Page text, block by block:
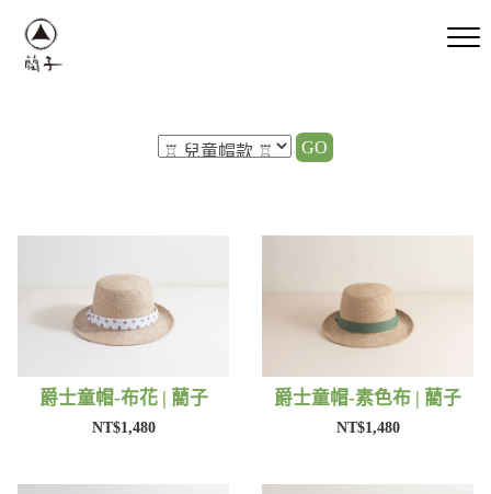
GO
爵士童帽-布花 | 藺子
NT$1,480
爵士童帽-素色布 | 藺子
NT$1,480